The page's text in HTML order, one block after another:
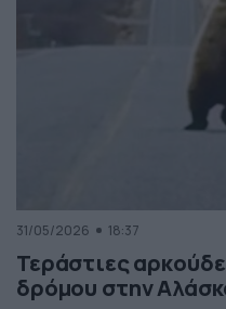
31/05/2026 18:37
Τεράστιες
δρόμου στην